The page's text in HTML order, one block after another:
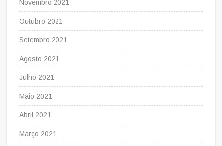
Novembro 2021
Outubro 2021
Setembro 2021
Agosto 2021
Julho 2021
Maio 2021
Abril 2021
Março 2021